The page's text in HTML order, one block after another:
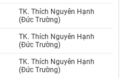
TK. Thích Nguyên Hạnh
(Đức Trường)
TK. Thích Nguyên Hạnh
(Đức Trường)
TK. Thích Nguyên Hạnh
(Đức Trường)